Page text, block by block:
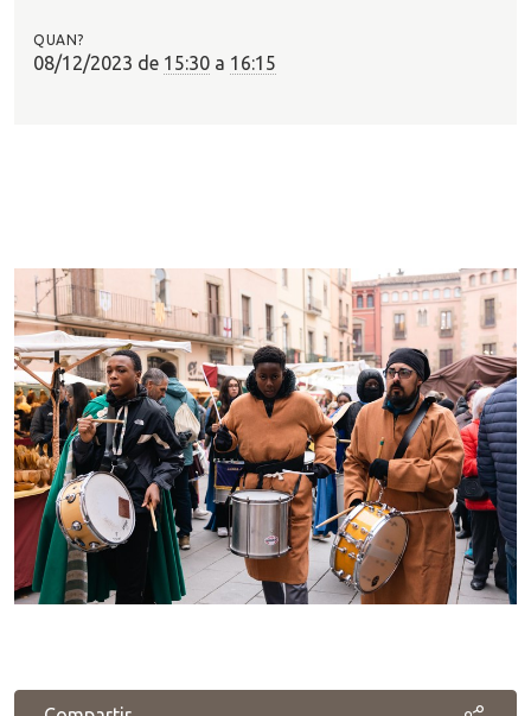
?
QUAN?
08/12/2023 de 15:30 a 16:15